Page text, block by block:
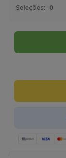
Seleções: 0